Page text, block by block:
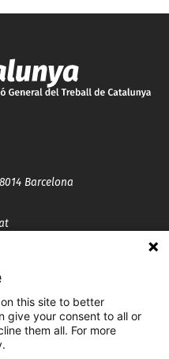
Barcelona
this site to better
give your consent to all or
them all. For more